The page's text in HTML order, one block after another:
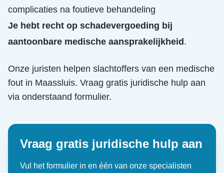
complicaties na foutieve behandeling
Je hebt recht op schadevergoeding bij
aantoonbare medische aansprakelijkheid .
Onze juristen helpen slachtoffers van een medische
fout in Maassluis. Vraag gratis juridische hulp aan
via onderstaand formulier.
Vraag gratis juridische hulp aan
Vul het formulier in en één van onze specialisten